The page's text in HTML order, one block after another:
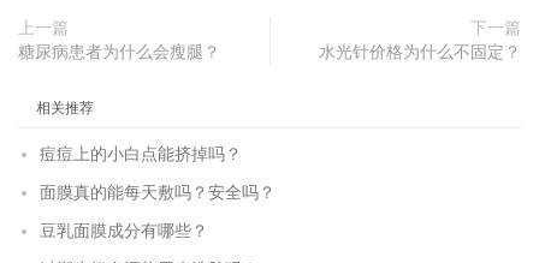
上一篇
糖尿病患者为什么会瘦腿？
下一篇
水光针价格为什么不固定？
相关推荐
痘痘上的小白点能挤掉吗？
面膜真的能每天敷吗？安全吗？
豆乳面膜成分有哪些？